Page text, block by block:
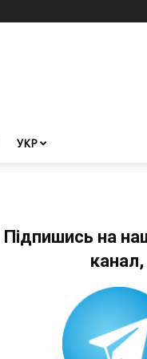
УКР
Підпишись на
канал,